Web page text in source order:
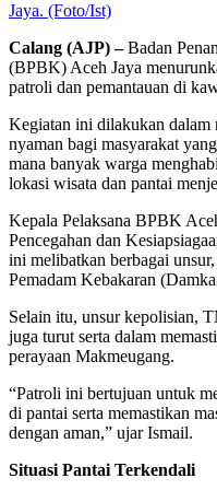
Jaya. (Foto/Ist)
Calang (AJP) –Badan
(BPBK) Aceh Jaya
patroli dan pemantauan di
Kegiatan ini dilakukan dalam
nyaman bagi masyarakat
mana banyak warga
lokasi wisata dan pantai
Kepala Pelaksana BPBK
Pencegahan dan
ini melibatkan berbagai
Pemadam Kebakaran
Selain itu, unsur kepolisian,
juga turut serta dalam
perayaan Makmeugang.
“Patroli ini bertujuan untuk
di pantai serta memastikan
dengan aman,” ujar Ismail.
Situasi Pantai Terkendali